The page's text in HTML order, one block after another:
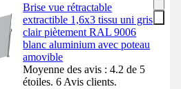
Brise vue rétractable
extractible 1,6x3 tissu uni gris
clair piètement RAL 9006
blanc aluminium avec poteau
amovible
Moyenne des avis : 4.2 de 5
étoiles. 6 Avis clients.